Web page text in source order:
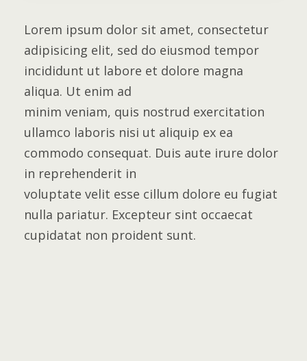
Lorem ipsum dolor sit amet, consectetur
adipisicing elit, sed do eiusmod tempor
incididunt ut labore et dolore magna
aliqua. Ut enim ad
minim veniam, quis nostrud exercitation
ullamco laboris nisi ut aliquip ex ea
commodo consequat. Duis aute irure dolor
in reprehenderit in
voluptate velit esse cillum dolore eu fugiat
nulla pariatur. Excepteur sint occaecat
cupidatat non proident sunt.